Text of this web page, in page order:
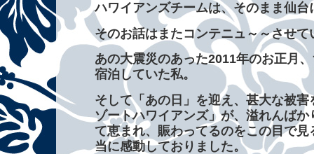
ハワイアンズチームは、そのまま仙台
そのお話はまたコンテニュ～～させ
あの大震災のあった2011年のお正月
宿泊していた私。
そして「あの日」を迎え、甚大な被
ゾートハワイアンズ」が、溢れんば
て恵まれ、賑わってるのをこの目で
当に感動しておりました。